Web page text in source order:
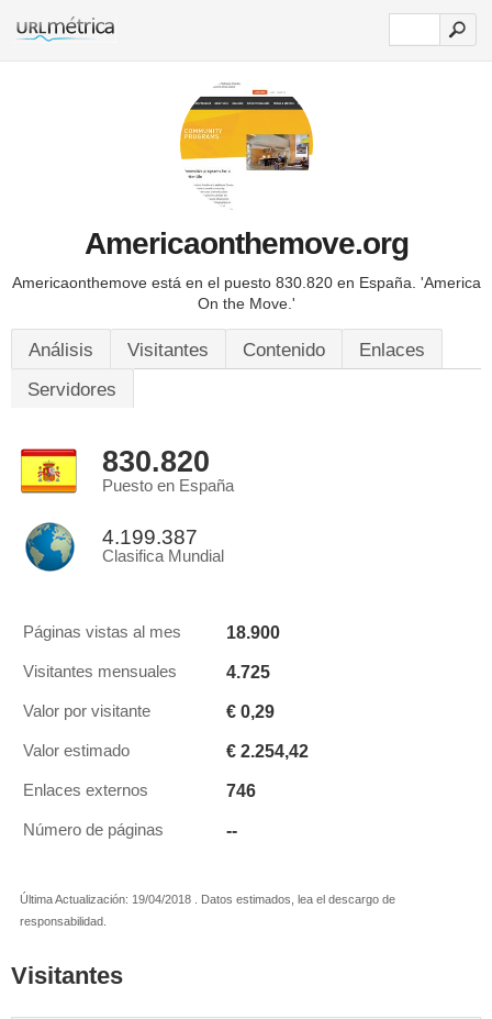
Americaonthemove.org
Americaonthemove está en el puesto 830.820 en España. 'America
On the Move.'
Análisis Visitantes Contenido
Enlaces
Servidores
830.820
Puesto en España
4.199.387
Clasifica Mundial
Páginas vistas al mes 18.900
Visitantes mensuales 4.725
Valor por visitante € 0,29
Valor estimado € 2.254,42
Enlaces externos 746
Número de páginas --
Última Actualización: 19/04/2018 . Datos estimados, lea el descargo de
responsabilidad.
Visitantes